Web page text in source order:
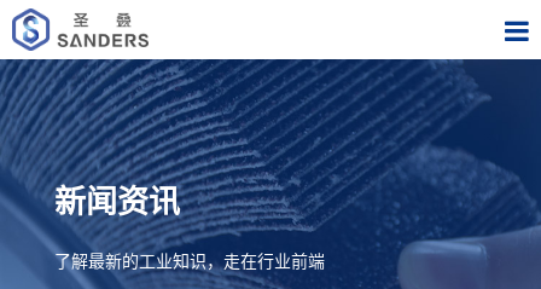
新闻资讯
了解最新的工业知识，走在行业前端